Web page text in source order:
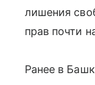
лишения
прав почти
Ранее в